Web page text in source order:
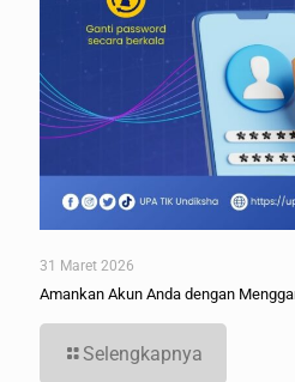
31 Maret 2026
Amankan Akun Anda dengan
Selengkapnya